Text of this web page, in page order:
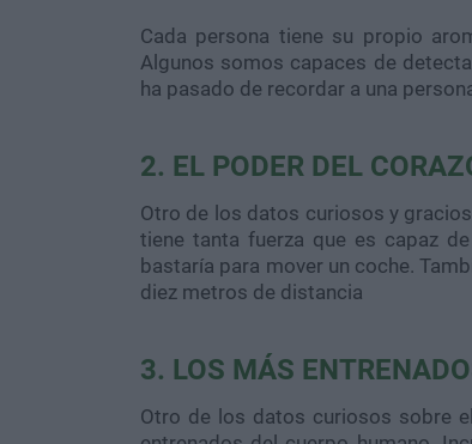
Cada persona tiene su propio
Algunos somos capaces de
ha pasado de recordar a una
2. EL PODER DEL
Otro de los datos curiosos y
tiene tanta fuerza que es capaz
bastaría para mover un coche.
diez metros de distancia
3. LOS MÁS
Otro de los datos curiosos sobre